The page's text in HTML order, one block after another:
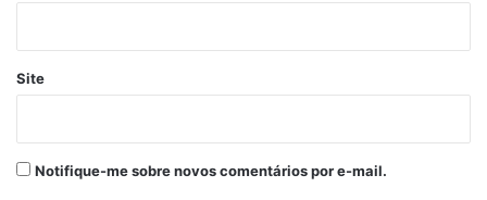
Site
Notifique-me sobre novos comentários por e-mail.